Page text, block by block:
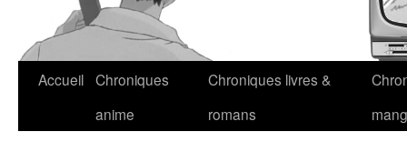
Accueil Chroniques
anime
Chroniques livres &
romans